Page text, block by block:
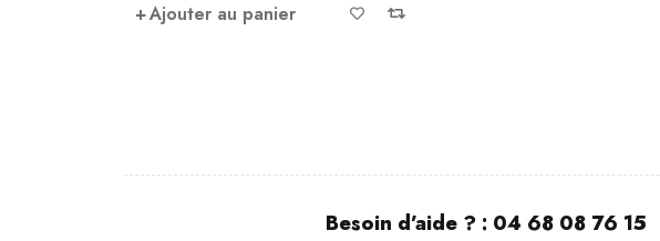
Ajouter au panier
Besoin d’aide ? : 04 68 08 76 15